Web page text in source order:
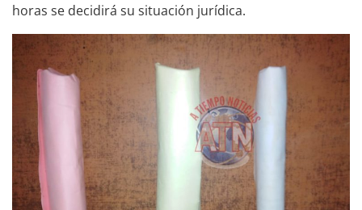
horas se decidirá su situación jurídica.